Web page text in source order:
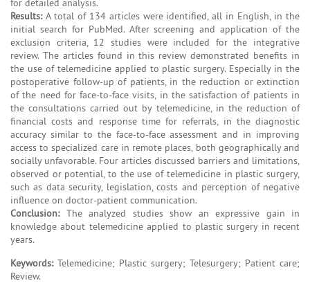
for detailed analysis.
Results:A total of 134 articles were identified, all in English, in the
initial search for PubMed. After screening and application of the
exclusion criteria, 12 studies were included for the integrative
review. The articles found in this review demonstrated benefits in
the use of telemedicine applied to plastic surgery. Especially in the
postoperative follow-up of patients, in the reduction or extinction
of the need for face-to-face visits, in the satisfaction of patients in
the consultations carried out by telemedicine, in the reduction of
financial costs and response time for referrals, in the diagnostic
accuracy similar to the face-to-face assessment and in improving
access to specialized care in remote places, both geographically and
socially unfavorable. Four articles discussed barriers and limitations,
observed or potential, to the use of telemedicine in plastic surgery,
such as data security, legislation, costs and perception of negative
influence on doctor-patient communication.
Conclusion:The analyzed studies show an expressive gain in
knowledge about telemedicine applied to plastic surgery in recent
years.
Keywords:Telemedicine; Plastic surgery; Telesurgery; Patient care;
Review.